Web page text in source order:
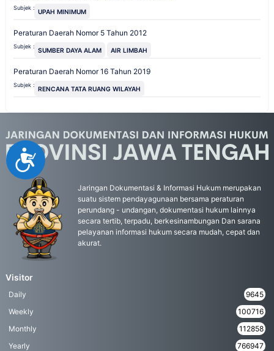
Accessibility
Subjek : UPAH MINIMUM
Peraturan Daerah Nomor 5 Tahun 2012
Subjek : SUMBER DAYA ALAM AIR LIMBAH
Peraturan Daerah Nomor 16 Tahun 2019
Subjek : RENCANA TATA RUANG WILAYAH
Jaringan Dokumentasi & Informasi Hukum merupakan
suatu sistem pendayagunaan bersama peraturan
perundang - undangan, dokumentasi hukum lainnya
secara tertib, terpadu, berkesinambungan Dan sarana
pelayanan informasi hukum secara mudah, cepat dan
akurat.
Visitor
Daily
9645
Weekly
100716
Monthly
112858
Yearly
766947